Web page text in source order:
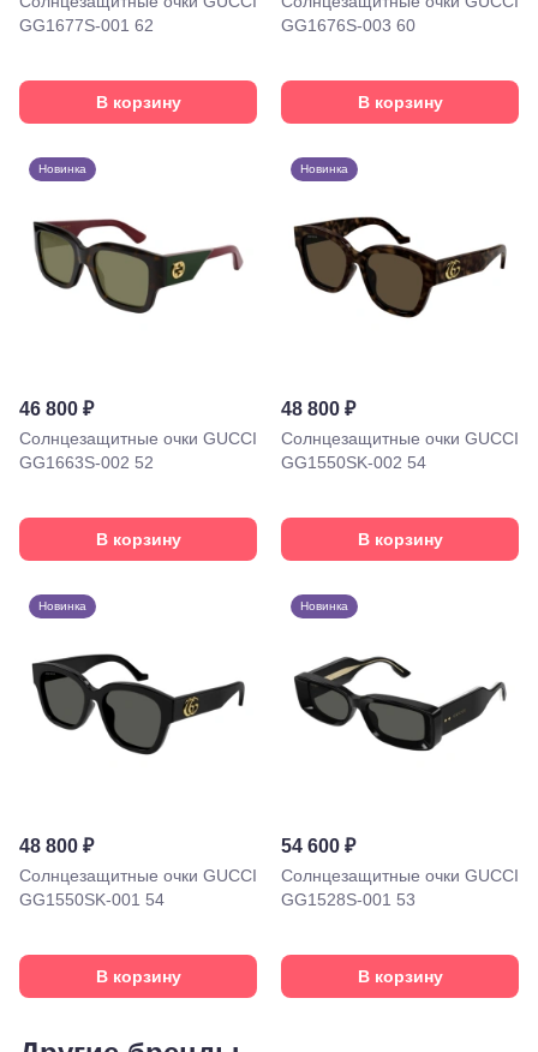
GG1677S-001 62
В корзину
GG1676S-003 60
В корзину
Новинка
46 800 ₽
Солнцезащитные очки GUCCI
GG1663S-002 52
В корзину
Новинка
48 800 ₽
Солнцезащитные очки GUCCI
GG1550SK-002 54
В корзину
Новинка
48 800 ₽
Солнцезащитные очки GUCCI
GG1550SK-001 54
В корзину
Новинка
54 600 ₽
Солнцезащитные очки GUCCI
GG1528S-001 53
В корзину
Краснодар,
ул.
Партизан,
18
Ставропольская,
252
Краснодар,
ул. 40 лет
Уральская,
Москва, ТРЦ
Европейский,
Киевского
ВДНХ, ул.
Бориса
3
Москва,
м.
Свиблово,
Академическая, ул.
Новочеремушкинская,
д. 17
Ессентуки, ул.
Екатерининская,